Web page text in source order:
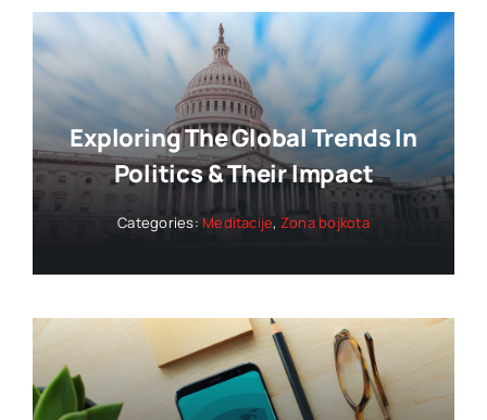
Exploring The Global Trends In
Politics & Their Impact
Categories:Meditacije, Zona bojkota